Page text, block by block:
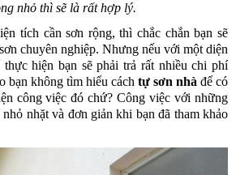
nhỏ thì sẽ là rất hợp lý.
tích cần sơn rộng, thì chắc chắn bạn sẽ
chuyên nghiệp. Nhưng nếu với một diện
hiện bạn sẽ phải trả rất nhiều chi phí
bạn không tìm hiểu cách tự sơn nhà để có
công việc đó chứ? Công việc với những
nhỏ nhặt và đơn giản khi bạn đã tham khảo